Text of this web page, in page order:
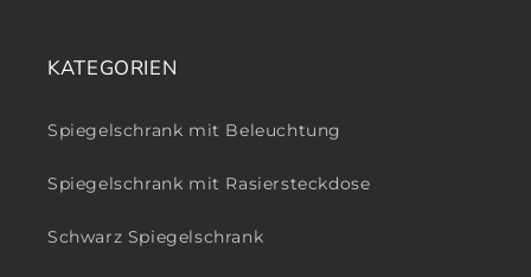
KATEGORIEN
Spiegelschrank mit Beleuchtung
Spiegelschrank mit Rasiersteckdose
Schwarz Spiegelschrank